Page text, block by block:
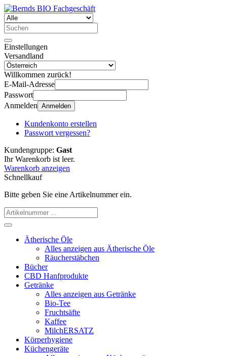
Einstellungen
Versandland
Willkommen zurück!
E-Mail-Adresse
Passwort
Anmelden Anmelden
Kundenkonto erstellen
Passwort vergessen?
Kundengruppe: Gast
Ihr Warenkorb ist leer.
Warenkorb anzeigen
Schnellkauf
Bitte geben Sie eine Artikelnummer ein.
Ätherische Öle
Alles anzeigen aus Ätherische Öle
Räucherstäbchen
Bücher
CBD Hanfprodukte
Getränke
Alles anzeigen aus Getränke
Bio-Tee
Fruchtsäfte
Kaffee
MilchERSATZ
Körperhygiene
Küchengeräte